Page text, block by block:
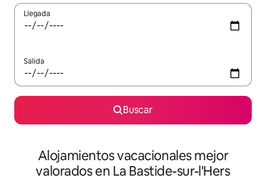
Llegada
Salida
Buscar
Alojamientos vacacionales mejor
valorados en La Bastide-sur-l'Hers